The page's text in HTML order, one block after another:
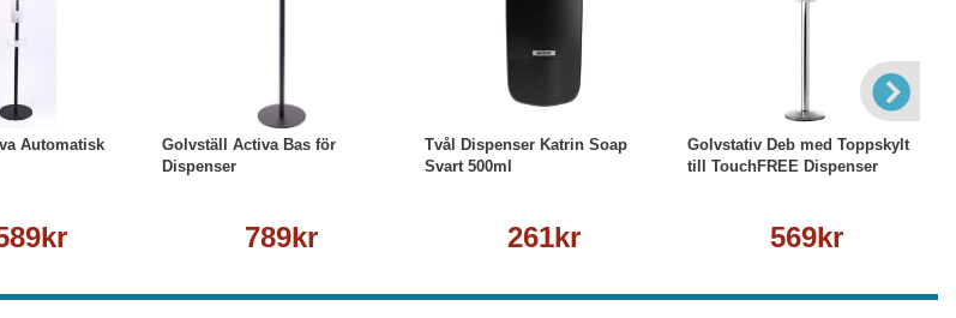
Automatisk
Golvställ Activa Bas för
Dispenser
789kr
Tvål Dispenser Katrin Soap
Svart 500ml
261kr
Läs mer
Golvstativ Deb med Toppskylt
till TouchFREE Dispenser
569kr
Läs mer